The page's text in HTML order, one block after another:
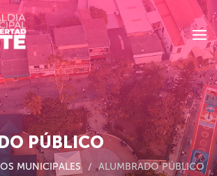
PÚBLICO
MUNICIPALES ALUMBRADO PÚBLICO